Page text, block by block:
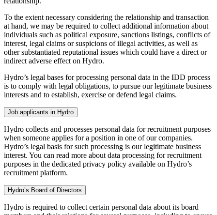
To the extent necessary considering the relationship and transaction
at hand, we may be required to collect additional information about
individuals such as political exposure, sanctions listings, conflicts of
interest, legal claims or suspicions of illegal activities, as well as
other substantiated reputational issues which could have a direct or
indirect adverse effect on Hydro.
Hydro’s legal bases for processing personal data in the IDD process
is to comply with legal obligations, to pursue our legitimate business
interests and to establish, exercise or defend legal claims.
Job applicants in Hydro
Hydro collects and processes personal data for recruitment purposes
when someone applies for a position in one of our companies.
Hydro’s legal basis for such processing is our legitimate business
interest. You can read more about data processing for recruitment
purposes in the dedicated privacy policy available on Hydro’s
recruitment platform.
Hydro’s Board of Directors
Hydro is required to collect certain personal data about its board